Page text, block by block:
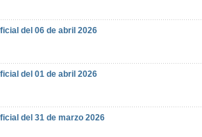
del 06 de abril 2026
del 01 de abril 2026
del 31 de marzo 2026